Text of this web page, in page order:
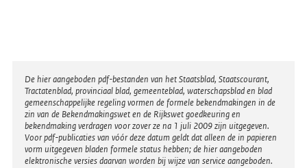
Disclaimer
De hier aangeboden pdf-bestanden van het Staatsblad, Staatscourant,
Tractatenblad, provinciaal blad, gemeenteblad, waterschapsblad en blad
gemeenschappelijke regeling vormen de formele bekendmakingen in de
zin van de Bekendmakingswet en de Rijkswet goedkeuring en
bekendmaking verdragen voor zover ze na 1 juli 2009 zijn uitgegeven.
Voor pdf-publicaties van vóór deze datum geldt dat alleen de in papieren
vorm uitgegeven bladen formele status hebben; de hier aangeboden
elektronische versies daarvan worden bij wijze van service aangeboden.